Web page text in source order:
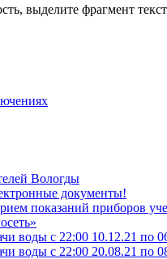
выделите фрагмент
Вологды
документы!
показаний приборов
воды с 22:00 10.12.21 по
воды с 22:00 20.08.21 по